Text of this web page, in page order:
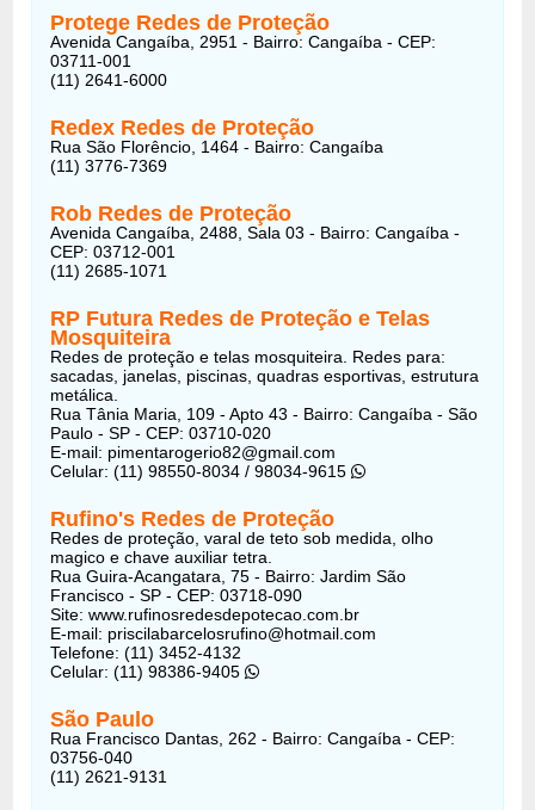
Protege Redes de Proteção
Avenida Cangaíba, 2951 - Bairro: Cangaíba - CEP:
03711-001
(11) 2641-6000
Redex Redes de Proteção
Rua São Florêncio, 1464 - Bairro: Cangaíba
(11) 3776-7369
Rob Redes de Proteção
Avenida Cangaíba, 2488, Sala 03 - Bairro: Cangaíba -
CEP: 03712-001
(11) 2685-1071
RP Futura Redes de Proteção e Telas
Mosquiteira
Redes de proteção e telas mosquiteira. Redes para:
sacadas, janelas, piscinas, quadras esportivas, estrutura
metálica.
Rua Tânia Maria, 109 - Apto 43 - Bairro: Cangaíba - São
Paulo - SP - CEP: 03710-020
E-mail: pimentarogerio82@gmail.com
Celular: (11) 98550-8034 / 98034-9615
Rufino's Redes de Proteção
Redes de proteção, varal de teto sob medida, olho
magico e chave auxiliar tetra.
Rua Guira-Acangatara, 75 - Bairro: Jardim São
Francisco - SP - CEP: 03718-090
Site: www.rufinosredesdepotecao.com.br
E-mail: priscilabarcelosrufino@hotmail.com
Telefone: (11) 3452-4132
Celular: (11) 98386-9405
São Paulo
Rua Francisco Dantas, 262 - Bairro: Cangaíba - CEP:
03756-040
(11) 2621-9131